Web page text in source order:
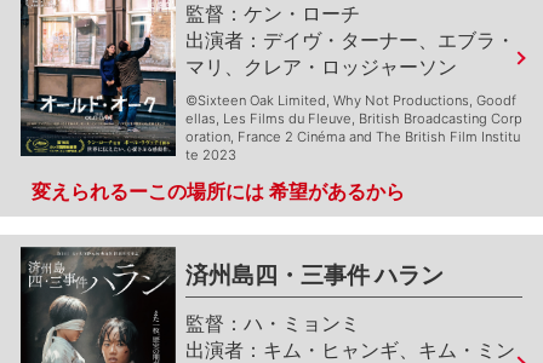
ケン・ローチ
デイヴ・ターナー、エブラ・
マリ、クレア・ロッジャーソン
©Sixteen Oak Limited, Why Not Productions, Goodf
ellas, Les Films du Fleuve, British Broadcasting Corp
oration, France 2 Cinéma and The British Film Institu
te 2023
変えられるーこの場所には 希望があるから
済州島四・三事件 ハラン
ハ・ミョンミ
キム・ヒャンギ、キム・ミン